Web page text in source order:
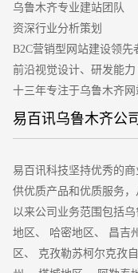
1、网站首页设计的时
定要和谐统一，同时要
的浏览者的加入。
2、页面设计一定要有
目的性。
3、页面设计一定要能
能赢得更多的客户的支持
4、信息量未必很大，
乌鲁木齐专业建站团队
资深行业分析策划
B2C营销型网站建设领先
前沿视觉设计、研发能力
十三年专注于乌鲁木齐网
作
客户的满意是我们唯一的
易百讯乌鲁木齐公
易百讯科技坚持优秀的
供优质产品和优质服务，
以来公司业务范围包括
地区、 哈密地区、 昌吉
区、 克孜勒苏柯尔克孜